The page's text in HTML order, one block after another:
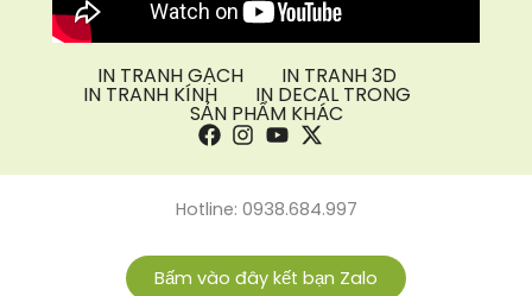
IN TRANH GẠCH IN TRANH 3D
IN TRANH KÍNH IN DECAL TRONG
SẢN PHẨM KHÁC
Hotline: 0938.684.997
Bấm vào đây kết bạn Zalo